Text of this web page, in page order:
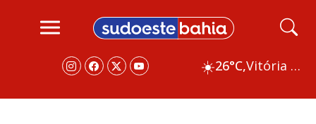
☀️26°C, Vitória da Conquista